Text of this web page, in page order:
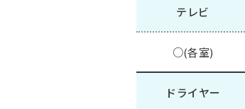
テレビ
○(各室)
ドライヤー